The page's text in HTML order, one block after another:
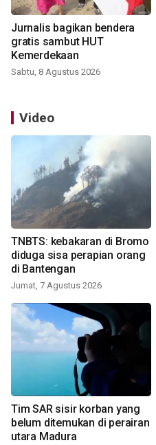
Jurnalis bagikan bendera
gratis sambut HUT
Kemerdekaan
Sabtu, 8 Agustus 2026
Video
TNBTS: kebakaran di Bromo
diduga sisa perapian orang
di Bantengan
Jumat, 7 Agustus 2026
Tim SAR sisir korban yang
belum ditemukan di perairan
utara Madura